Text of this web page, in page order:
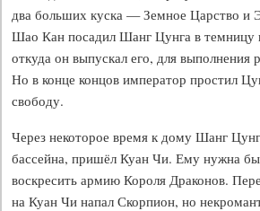
два больших куска — Земное Царство и
Шао Кан посадил Шанг Цунга в темницу
откуда он выпускал его, для выполнения
Но в конце концов император простил
свободу.
Через некоторое время к дому Шанг
бассейна, пришёл Куан Чи. Ему нужна
воскресить армию Короля Драконов.
на Куан Чи напал Скорпион, но